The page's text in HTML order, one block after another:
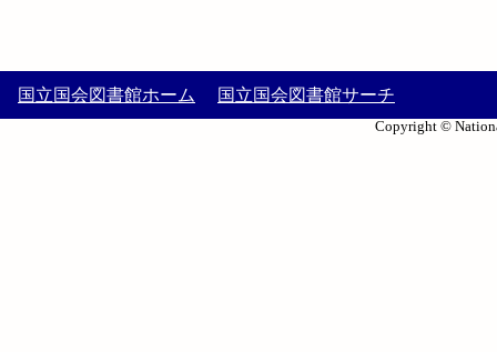
国立国会図書館ホーム 国立国会図書館サーチ
Copyright ©